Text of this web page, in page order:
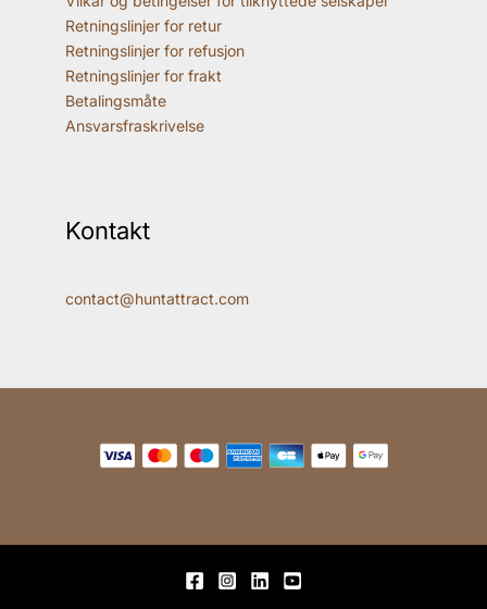
Retningslinjer for retur
Retningslinjer for refusjon
Retningslinjer for frakt
Betalingsmåte
Ansvarsfraskrivelse
Kontakt
contact@huntattract.com